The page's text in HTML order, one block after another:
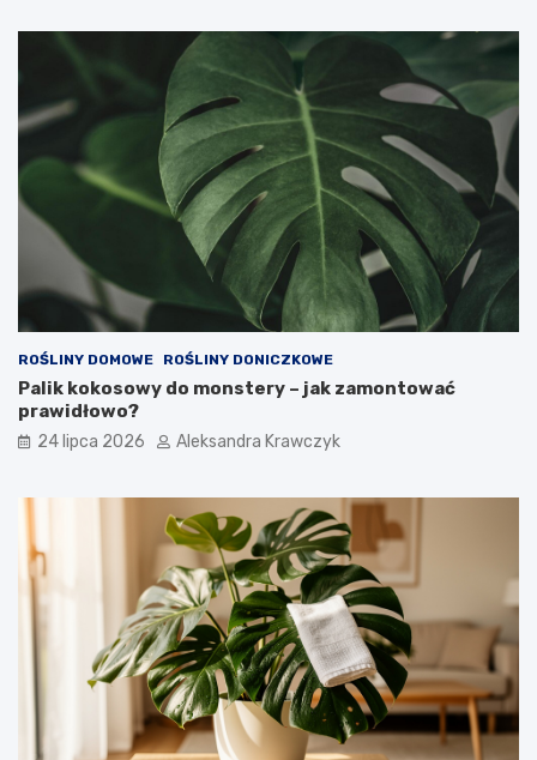
ROŚLINY DOMOWE ROŚLINY DONICZKOWE
Palik kokosowy do monstery – jak zamontować
prawidłowo?
24 lipca 2026 Aleksandra Krawczyk